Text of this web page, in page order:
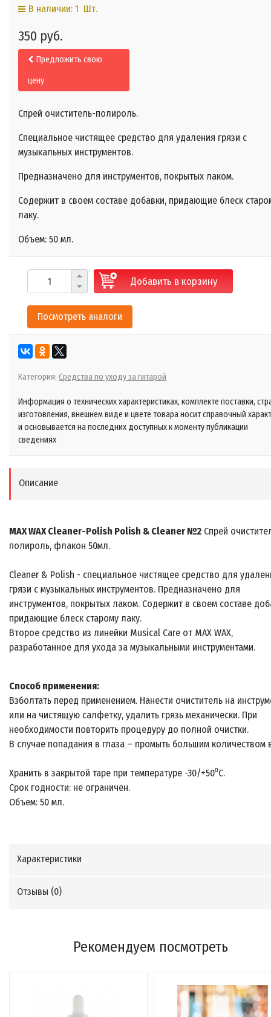
В наличии: 1 Шт.
350 руб.
Предложить свою
цену
Спрей очиститель-полироль.
Специальное чистящее средство для удаления грязи с
музыкальных инструментов.
Предназначено для инструментов, покрытых лаком.
Содержит в своем составе добавки, придающие блеск
лаку.
Объем: 50 мл.
Добавить в корзину
Посмотреть аналоги
Категория: Средства по уходу за гитарой
Информация о технических характеристиках, комплекте поставки,
изготовления, внешнем виде и цвете товара носит справочный
и основывается на последних доступных к моменту публикации
сведениях
Описание
MAX WAX Cleaner-Polish Polish & Cleaner №2 Спрей
полироль, флакон 50мл.
Cleaner & Polish - специальное чистящее средство для
грязи с музыкальных инструментов. Предназначено для
инструментов, покрытых лаком. Содержит в своем составе
придающие блеск старому лаку.
Второе средство из линейки Musical Care от MAX WAX,
разработанное для ухода за музыкальными инструментами.
Способ применения:
Взболтать перед применением. Нанести очиститель на
или на чистящую салфетку, удалить грязь механически. При
необходимости повторить процедуру до полной очистки.
В случае попадания в глаза – промыть большим количеством
Хранить в закрытой таре при температуре -30/+50⁰С.
Срок годности: не ограничен.
Объем: 50 мл.
Характеристики
Отзывы (0)
Рекомендуем посмотреть